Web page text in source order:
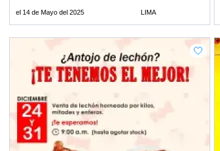
el 14 de Mayo del 2025 LIMA